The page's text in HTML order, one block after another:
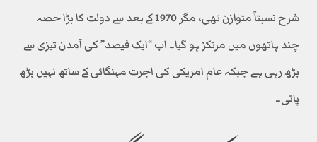
شرح نسبتاً متوازن تھی، مگر 1970 کے بعد سے دولت کا بڑا حصہ
چند ہاتھوں میں مرتکز ہو گیا۔ اب “ایک فیصد” کی آمدن تیزی سے
بڑھ رہی ہے جبکہ عام امریکی کی اجرت مہنگائی کے ساتھ نہیں بڑھ
پائی۔